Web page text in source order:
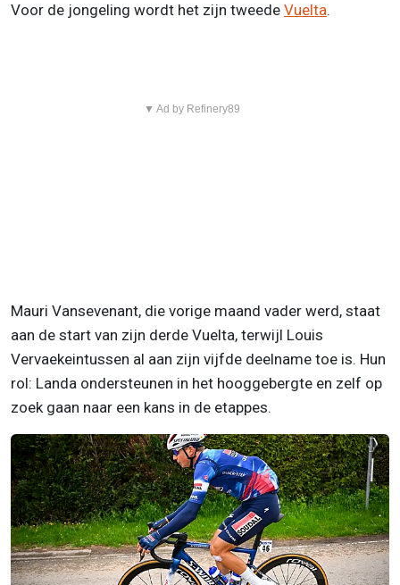
Voor de jongeling wordt het zijn tweede Vuelta.
▼ Ad by Refinery89
Mauri Vansevenant, die vorige maand vader werd, staat
aan de start van zijn derde Vuelta, terwijl Louis
Vervaekeintussen al aan zijn vijfde deelname toe is. Hun
rol: Landa ondersteunen in het hooggebergte en zelf op
zoek gaan naar een kans in de etappes.